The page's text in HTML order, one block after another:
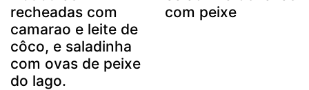
recheadas com
camarao e leite de
côco, e saladinha
com ovas de peixe
do lago.
com peixe